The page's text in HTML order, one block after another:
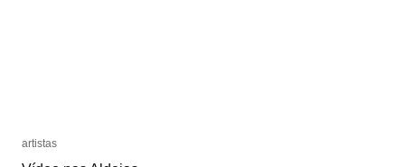
artistas
artistas